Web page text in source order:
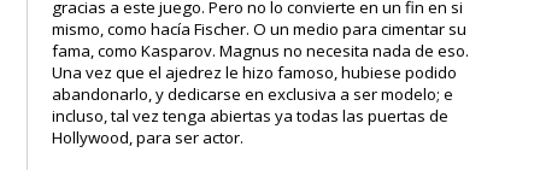
gracias a este juego. Pero no lo convierte en un fin en si
mismo, como hacía Fischer. O un medio para cimentar su
fama, como Kasparov. Magnus no necesita nada de eso.
Una vez que el ajedrez le hizo famoso, hubiese podido
abandonarlo, y dedicarse en exclusiva a ser modelo; e
incluso, tal vez tenga abiertas ya todas las puertas de
Hollywood, para ser actor.